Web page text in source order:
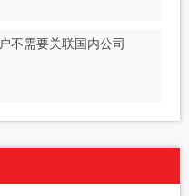
不需要关联国内公司